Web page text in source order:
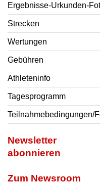
Ergebnisse-Urkunden-
Strecken
Wertungen
Gebühren
Athleteninfo
Tagesprogramm
Teilnahmebedingungen/
Newsletter
abonnieren
Zum Newsroom